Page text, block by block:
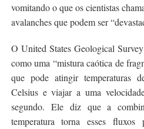
vomitando o que os cientistas
avalanches que podem ser
O United States Geological
como uma “mistura caótica de
que pode atingir temperaturas
Celsius e viajar a uma
segundo. Ele diz que a
temperatura torna esses fluxos